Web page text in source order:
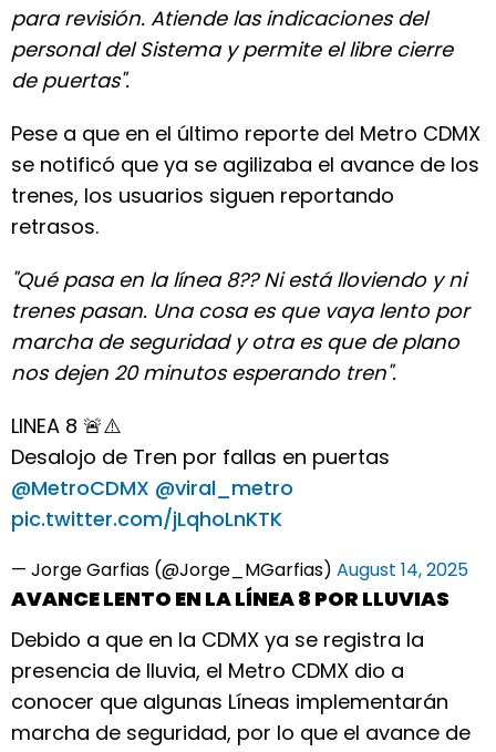
para revisión. Atiende las indicaciones del
personal del Sistema y permite el libre cierre
de puertas".
Pese a que en el último reporte del Metro CDMX
se notificó que ya se agilizaba el avance de los
trenes, los usuarios siguen reportando
retrasos.
"Qué pasa en la línea 8?? Ni está lloviendo y ni
trenes pasan. Una cosa es que vaya lento por
marcha de seguridad y otra es que de plano
nos dejen 20 minutos esperando tren".
LINEA 8 🚨⚠️
Desalojo de Tren por fallas en puertas
@MetroCDMX @viral_metro
pic.twitter.com/jLqhoLnKTK
— Jorge Garfias (@Jorge_MGarfias) August 14, 2025
AVANCE LENTO EN LA LÍNEA 8 POR LLUVIAS
Debido a que en la CDMX ya se registra la
presencia de lluvia, el Metro CDMX dio a
conocer que algunas Líneas implementarán
marcha de seguridad, por lo que el avance de